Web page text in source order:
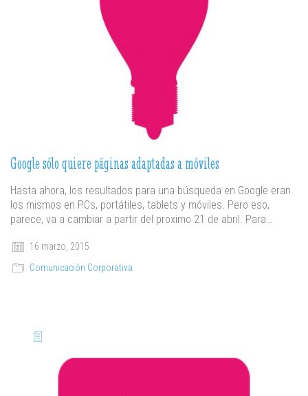
Google sólo quiere páginas adaptadas a móviles
Hasta ahora, los resultados para una búsqueda en Google eran
los mismos en PCs, portátiles, tablets y móviles. Pero eso,
parece, va a cambiar a partir del proximo 21 de abril. Para…
16 marzo, 2015
Comunicación Corporativa